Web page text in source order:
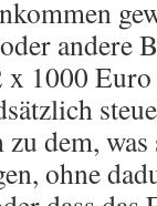
andere
1000 Euro
dem, was
ohne